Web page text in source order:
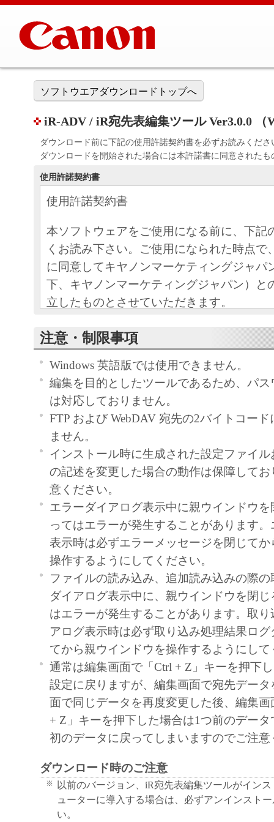
ソフトウエアダウンロードトップへ
iR-ADV / iR宛先表編集ツール Ver3.0.0 （
ダウンロード前に下記の使用許諾契約書を必ずお読みくださ
ダウンロードを開始された場合には本許諾書に同意された
使用許諾契約書
使用許諾契約書
本ソフトウェアをご使用になる前に、下記
くお読み下さい。ご使用になられた時点で
に同意してキヤノンマーケティングジャパ
下、キヤノンマーケティングジャパン）と
立したものとさせていただきます。
本ソフトウェアおよびその複製物に関
容によりキヤノンマーケティングジャ
ンマーケティングジャパンのライセン
す。
キヤノンマーケティングジャパンは、
ユーザー（以下ユーザーといいます。
ー自身が本ソフトウェアに対応するキ
する目的で本ソフトウェアを使用する
諾します。
ユーザーは、本ソフトウェアの全部ま
て、販売、頒布、修正、改変、リバー
ング、逆コンパイルまたは逆アセンブ
びにこれらの行為を第三者に許諾する
ん。
キヤノンマーケティングジャパンおよ
ティングジャパンのライセンサーは、
ユーザーの特定の目的のために適当で
は有用であること、または本ソフトウ
こと、その他本ソフトウェアに関して
たしません。
キヤノンマーケティングジャパンおよ
ティングジャパンのライセンサーは、
による場合を除き、本ソフトウェアの
関連して生ずる直接的または間接的な
ユーザーは、日本国政府または該当国
許可等を得ることなしに、本ソフトウ
一部を、直接または間接に輸出しては
注意・制限事項
Windows 英語版では使用できません。
編集を目的としたツールであるため、パ
は対応しておりません。
FTP および WebDAV 宛先の2バイトコー
ません。
インストール時に生成された設定ファイ
の記述を変更した場合の動作は保障して
意ください。
エラーダイアログ表示中に親ウインドウ
ってはエラーが発生することがあります
表示時は必ずエラーメッセージを閉じて
操作するようにしてください。
ファイルの読み込み、追加読み込みの際
ダイアログ表示中に、親ウインドウを閉
はエラーが発生することがあります。取
アログ表示時は必ず取り込み処理結果ロ
てから親ウインドウを操作するようにして
通常は編集画面で「Ctrl + Z」キーを押下
設定に戻りますが、編集画面で宛先デー
面で同じデータを再度変更した後、編集
+ Z」キーを押下した場合は1つ前のデー
初のデータに戻ってしまいますのでご注意
ダウンロード時のご注意
※
以前のバージョン、iR宛先表編集ツールがイン
ューターに導入する場合は、必ずアンインスト
い。